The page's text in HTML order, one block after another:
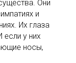
Они
и
Их глаза
у них
носы,